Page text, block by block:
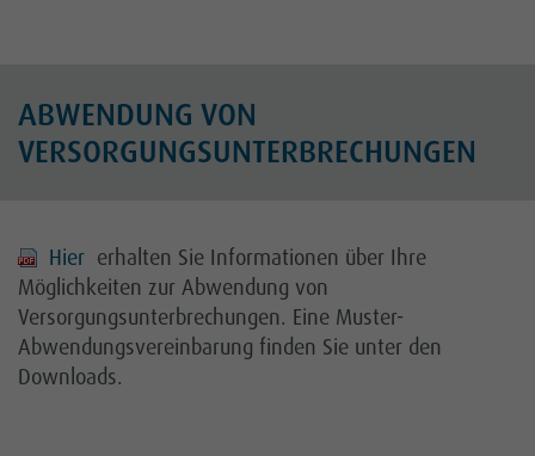
ABWENDUNG VON
VERSORGUNGSUNTERBRECHUNGEN
Hier erhalten Sie Informationen über Ihre
Möglichkeiten zur Abwendung von
Versorgungsunterbrechungen. Eine Muster-
Abwendungsvereinbarung finden Sie unter den
Downloads.